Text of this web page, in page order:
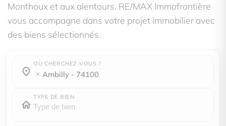
Monthoux et aux alentours. RE/MAX Immofrontière
vous accompagne dans votre projet immobilier avec
des biens sélectionnés.
OÙ CHERCHEZ-VOUS ?
Où cherchez-vous ?
ambilly - 74100
Où cherchez-vous ?
TYPE DE BIEN